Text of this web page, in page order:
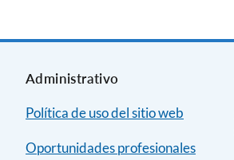
Administrativo
Política de uso del sitio web
Oportunidades profesionales